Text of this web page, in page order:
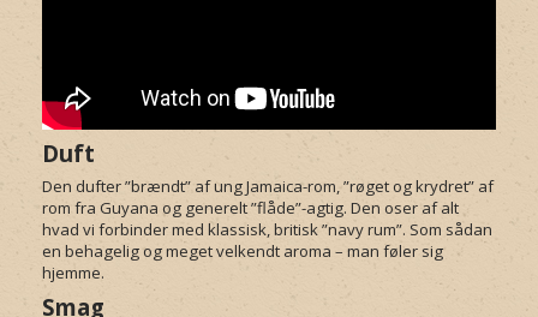
Duft
Den dufter ”brændt” af ung Jamaica-rom, ”røget og krydret” af
rom fra Guyana og generelt ”flåde”-agtig. Den oser af alt
hvad vi forbinder med klassisk, britisk ”navy rum”. Som sådan
en behagelig og meget velkendt aroma – man føler sig
hjemme.
Smag